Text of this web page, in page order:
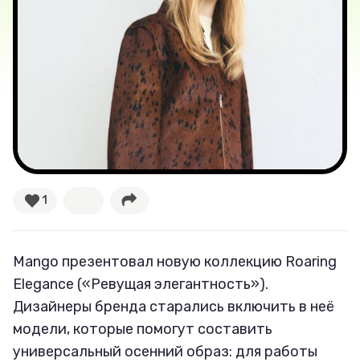
Ваши истории
1
Mango презентовал новую коллекцию Roaring
Elegance («Ревущая элегантность»).
Дизайнеры бренда старались включить в неё
модели, которые помогут составить
универсальный осенний образ: для работы